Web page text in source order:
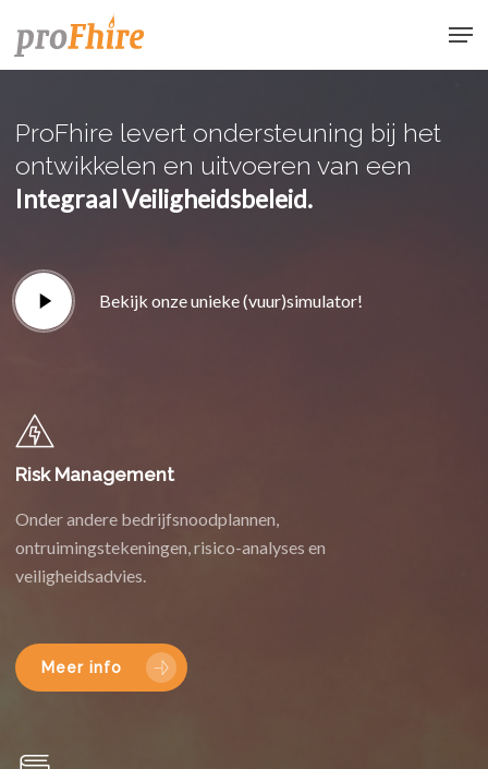
main
ProFhire levert ondersteuning bij het
ontwikkelen en uitvoeren van een
Integraal Veiligheidsbeleid.
Play
Video
Bekijk onze unieke (vuur)simulator!
Risk Management
Onder andere bedrijfsnoodplannen,
ontruimingstekeningen, risico-analyses en
veiligheidsadvies.
Meer info